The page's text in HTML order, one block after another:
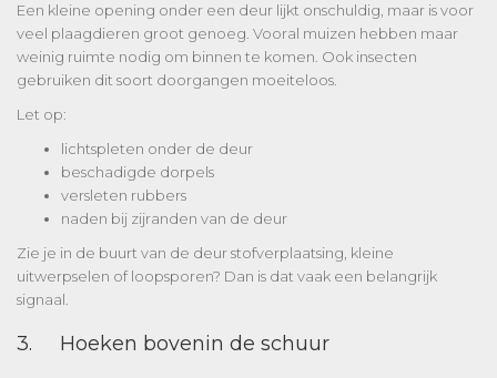
Een kleine opening onder een deur lijkt onschuldig, maar is voor
veel plaagdieren groot genoeg. Vooral muizen hebben maar
weinig ruimte nodig om binnen te komen. Ook insecten
gebruiken dit soort doorgangen moeiteloos.
Let op:
lichtspleten onder de deur
beschadigde dorpels
versleten rubbers
naden bij zijranden van de deur
Zie je in de buurt van de deur stofverplaatsing, kleine
uitwerpselen of loopsporen? Dan is dat vaak een belangrijk
signaal.
3. Hoeken bovenin de schuur